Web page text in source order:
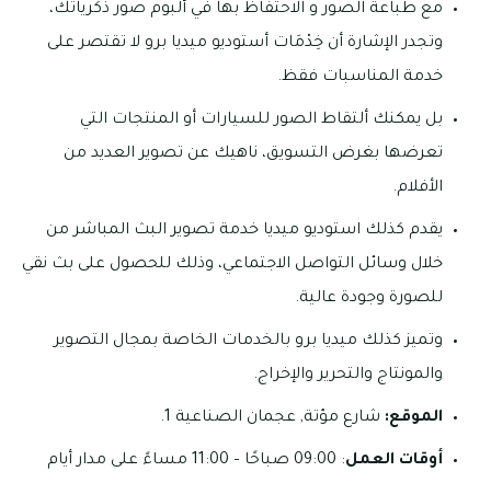
مع طباعة الصور و الاحتفاظ بها في ألبوم صور ذكرياتك،
وتجدر الإشارة أن خِدْمَات أستوديو ميديا برو لا تقتصر على
خدمة المناسبات فقظ.
بل يمكنك ألتقاط الصور للسيارات أو المنتجات التي
تعرضها بغرض التسويق، ناهيك عن تصوير العديد من
الأفلام.
يقدم كذلك استوديو ميديا خدمة تصوير البث المباشر من
خلال وسائل التواصل الاجتماعي، وذلك للحصول على بث نقي
للصورة وجودة عالية.
وتميز كذلك ميديا برو بالخدمات الخاصة بمجال التصوير
والمونتاج والتحرير والإخراج.
الموقع: شارع مؤتة, عجمان الصناعية 1.
أوقات العمل
: 09:00 صباحًا – 11:00 مساءً على مدار أيام